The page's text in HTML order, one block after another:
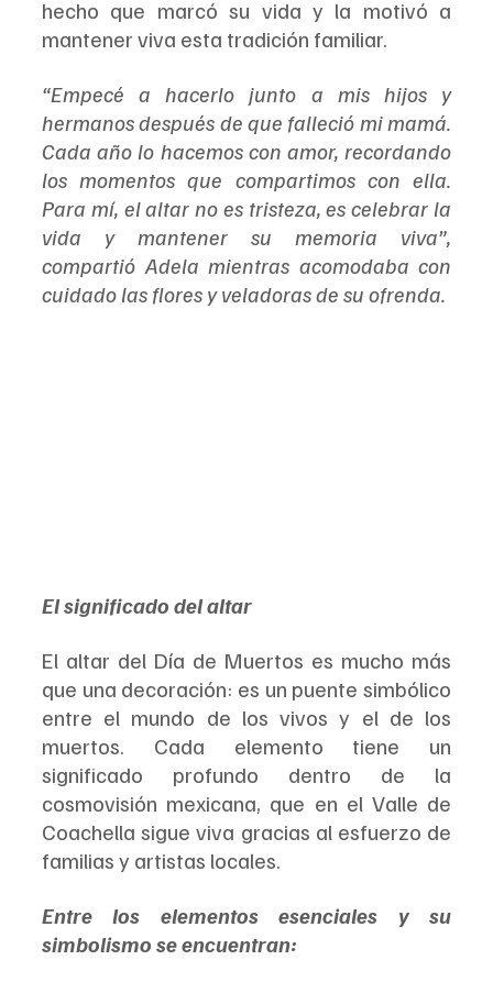
hecho que marcó su vida y la motivó a
mantener viva esta tradición familiar.
“Empecé a hacerlo junto a mis hijos y
hermanos después de que falleció mi mamá.
Cada año lo hacemos con amor, recordando
los momentos que compartimos con ella.
Para mí, el altar no es tristeza, es celebrar la
vida y mantener su memoria viva”,
compartió Adela mientras acomodaba con
cuidado las flores y veladoras de su ofrenda.
El significado del altar
El altar del Día de Muertos es mucho más
que una decoración: es un puente simbólico
entre el mundo de los vivos y el de los
muertos. Cada elemento tiene un
significado profundo dentro de la
cosmovisión mexicana, que en el Valle de
Coachella sigue viva gracias al esfuerzo de
familias y artistas locales.
Entre los elementos esenciales y su
simbolismo se encuentran: